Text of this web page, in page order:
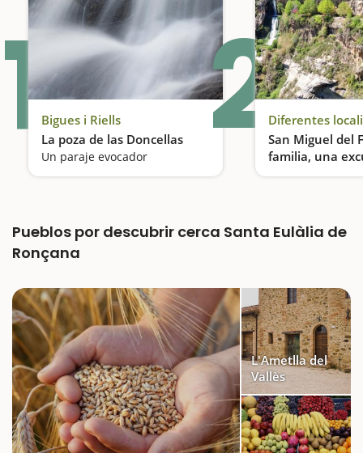
1 Bigues i Riells
La poza de las Doncellas
Un paraje evocador 2Diferentes
San Miguel del
familia, una
entre cascadas
Pueblos por descubrir cerca Santa Eulàlia de
Ronçana
L'Ametlla del
Vallès